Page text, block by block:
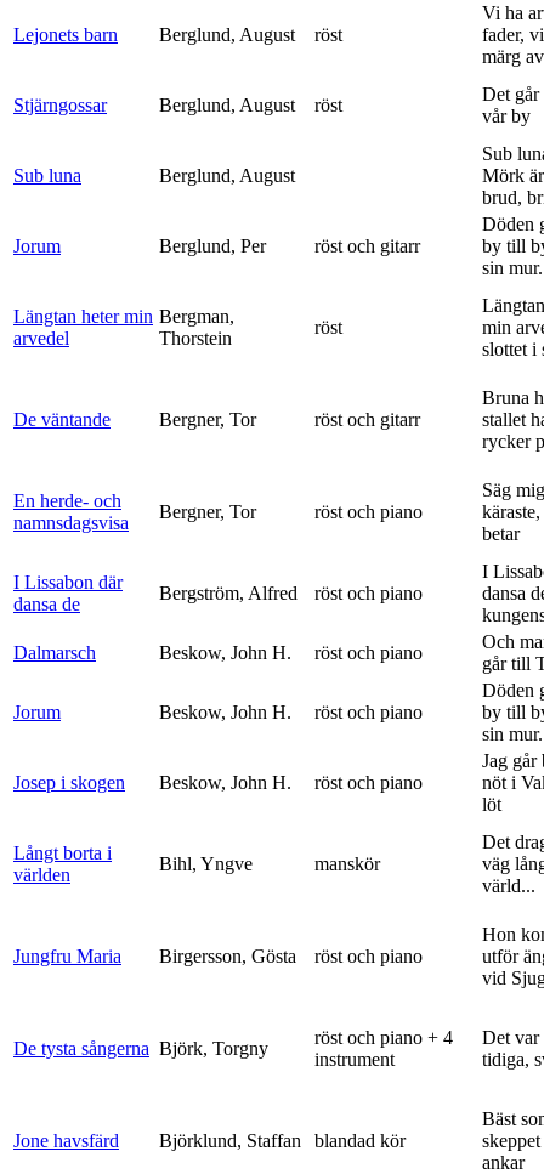
Lejonets barn Berglund, August röst
Vi ha
fader,
märg
Stjärngossar Berglund, August röst
Det går
vår by
Sub luna Berglund, August
Sub
Mörk
brud,
Jorum Berglund, Per röst och gitarr
Döden
by till
sin
Längtan heter min
arvedel
Bergman,
Thorstein
röst
min
slottet i
De väntande Bergner, Tor röst och gitarr
Bruna
stallet
rycker
En herde- och
namnsdagsvisa
Bergner, Tor röst och piano
Säg
betar
I Lissabon där
dansa de
Bergström, Alfred röst och piano
I
dansa
Dalmarsch
Beskow, John H. röst och piano
Och
går till
Jorum Beskow, John H. röst och piano
Döden
by till
sin
Josep i skogen Beskow, John H. röst och piano
Jag går
nöt i
löt
Långt borta i
världen
Bihl, Yngve manskör
Det
väg
värld...
Jungfru Maria Birgersson, Gösta röst och piano
Hon
utför
vid
De tysta sångerna Björk, Torgny
röst och piano + 4
instrument
Det var
tidiga,
Jone havsfärd Björklund, Staffan blandad kör
Bäst
ankar